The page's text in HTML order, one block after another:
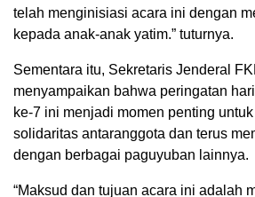
telah menginisiasi acara ini dengan
kepada anak-anak yatim.” tuturnya.
Sementara itu, Sekretaris Jenderal
menyampaikan bahwa peringatan
ke-7 ini menjadi momen penting
solidaritas antaranggota dan terus
dengan berbagai paguyuban lainnya.
“Maksud dan tujuan acara ini adalah